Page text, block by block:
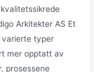
Arkitekter AS Et
typer
mer opptatt av
prosessene